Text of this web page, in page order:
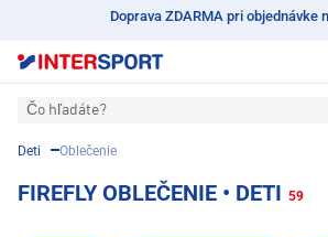
Doprava ZDARMA pri objednávke
Čo hľadáte?
Deti Oblečenie
FIREFLY OBLEČENIE • DETI 59